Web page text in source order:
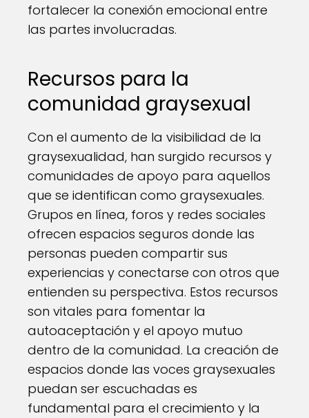
fortalecer la conexión emocional entre
las partes involucradas.
Recursos para la
comunidad graysexual
Con el aumento de la visibilidad de la
graysexualidad, han surgido recursos y
comunidades de apoyo para aquellos
que se identifican como graysexuales.
Grupos en línea, foros y redes sociales
ofrecen espacios seguros donde las
personas pueden compartir sus
experiencias y conectarse con otros que
entienden su perspectiva. Estos recursos
son vitales para fomentar la
autoaceptación y el apoyo mutuo
dentro de la comunidad. La creación de
espacios donde las voces graysexuales
puedan ser escuchadas es
fundamental para el crecimiento y la